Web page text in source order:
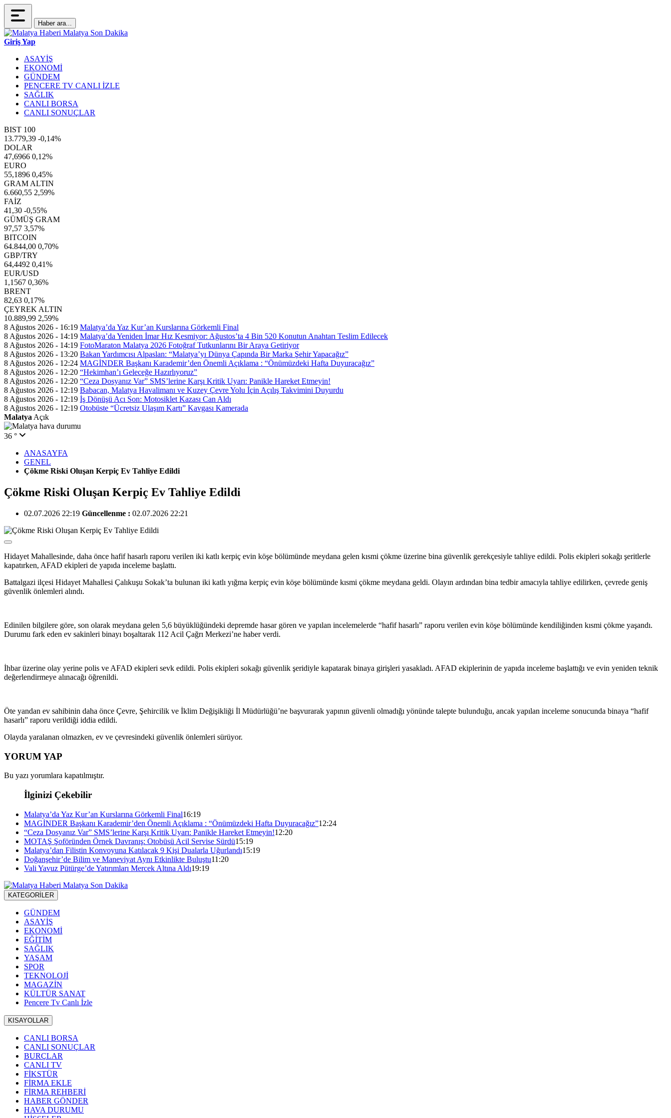
Haber ara...
Giriş Yap
ASAYİŞ
EKONOMİ
GÜNDEM
PENCERE TV CANLI İZLE
SAĞLIK
CANLI BORSA
CANLI SONUÇLAR
BIST 100
13.779,39 -0,14%
DOLAR
47,6966 0,12%
EURO
55,1896 0,45%
GRAM ALTIN
6.660,55 2,59%
FAİZ
41,30 -0,55%
GÜMÜŞ GRAM
97,57 3,57%
BITCOIN
64.844,00 0,70%
GBP/TRY
64,4492 0,41%
EUR/USD
1,1567 0,36%
BRENT
82,63 0,17%
ÇEYREK ALTIN
10.889,99 2,59%
8 Ağustos 2026 - 16:19 Malatya’da Yaz Kur’an Kurslarına Görkemli Final
8 Ağustos 2026 - 14:19 Malatya’da Yeniden İmar Hız Kesmiyor: Ağustos’ta 4 Bin 520 Konutun Anahtarı Teslim Edilecek
8 Ağustos 2026 - 14:19 FotoMaraton Malatya 2026 Fotoğraf Tutkunlarını Bir Araya Getiriyor
8 Ağustos 2026 - 13:20 Bakan Yardımcısı Alpaslan: “Malatya’yı Dünya Çapında Bir Marka Şehir Yapacağız”
8 Ağustos 2026 - 12:24 MAGİNDER Başkanı Karademir’den Önemli Açıklama : “Önümüzdeki Hafta Duyuracağız”
8 Ağustos 2026 - 12:20 “Hekimhan’ı Geleceğe Hazırlıyoruz”
8 Ağustos 2026 - 12:20 “Ceza Dosyanız Var” SMS’lerine Karşı Kritik Uyarı: Panikle Hareket Etmeyin!
8 Ağustos 2026 - 12:19 Babacan, Malatya Havalimanı ve Kuzey Çevre Yolu İçin Açılış Takvimini Duyurdu
8 Ağustos 2026 - 12:19 İş Dönüşü Acı Son: Motosiklet Kazası Can Aldı
8 Ağustos 2026 - 12:19 Otobüste “Ücretsiz Ulaşım Kartı” Kavgası Kamerada
Malatya Açık
36 °
ANASAYFA
GENEL
Çökme Riski Oluşan Kerpiç Ev Tahliye Edildi
Çökme Riski Oluşan Kerpiç Ev Tahliye Edildi
02.07.2026 22:19 Güncellenme : 02.07.2026 22:21
Hidayet Mahallesinde, daha önce hafif hasarlı raporu verilen iki katlı kerpiç evin köşe bölümünde meydana gelen kısmi çökme üzerine bina güvenlik gerekçesiyle tahliye edildi. Polis ekipleri sokağı şeritlerle
kapatırken, AFAD ekipleri de yapıda inceleme başlattı.
Battalgazi ilçesi Hidayet Mahallesi Çalıkuşu Sokak’ta bulunan iki katlı yığma kerpiç evin köşe bölümünde kısmi çökme meydana geldi. Olayın ardından bina tedbir amacıyla tahliye edilirken, çevrede geniş
güvenlik önlemleri alındı.
Edinilen bilgilere göre, son olarak meydana gelen 5,6 büyüklüğündeki depremde hasar gören ve yapılan incelemelerde “hafif hasarlı” raporu verilen evin köşe bölümünde kendiliğinden kısmi çökme yaşandı.
Durumu fark eden ev sakinleri binayı boşaltarak 112 Acil Çağrı Merkezi’ne haber verdi.
İhbar üzerine olay yerine polis ve AFAD ekipleri sevk edildi. Polis ekipleri sokağı güvenlik şeridiyle kapatarak binaya girişleri yasakladı. AFAD ekiplerinin de yapıda inceleme başlattığı ve evin yeniden teknik
değerlendirmeye alınacağı öğrenildi.
Öte yandan ev sahibinin daha önce Çevre, Şehircilik ve İklim Değişikliği İl Müdürlüğü’ne başvurarak yapının güvenli olmadığı yönünde talepte bulunduğu, ancak yapılan inceleme sonucunda binaya “hafif
hasarlı” raporu verildiği iddia edildi.
Olayda yaralanan olmazken, ev ve çevresindeki güvenlik önlemleri sürüyor.
YORUM YAP
Bu yazı yorumlara kapatılmıştır.
İlginizi Çekebilir
Malatya’da Yaz Kur’an Kurslarına Görkemli Final16:19
MAGİNDER Başkanı Karademir’den Önemli Açıklama : “Önümüzdeki Hafta Duyuracağız”12:24
“Ceza Dosyanız Var” SMS’lerine Karşı Kritik Uyarı: Panikle Hareket Etmeyin!12:20
MOTAŞ Şoföründen Örnek Davranış: Otobüsü Acil Servise Sürdü15:19
Malatya’dan Filistin Konvoyuna Katılacak 9 Kişi Dualarla Uğurlandı15:19
Doğanşehir’de Bilim ve Maneviyat Aynı Etkinlikte Buluştu11:20
Vali Yavuz Pütürge’de Yatırımları Mercek Altına Aldı19:19
KATEGORİLER
GÜNDEM
ASAYİŞ
EKONOMİ
EĞİTİM
SAĞLIK
YAŞAM
SPOR
TEKNOLOJİ
MAGAZİN
KÜLTÜR SANAT
Pencere Tv Canlı İzle
KISAYOLLAR
CANLI BORSA
CANLI SONUÇLAR
BURÇLAR
CANLI TV
FİKSTÜR
FİRMA EKLE
FİRMA REHBERİ
HABER GÖNDER
HAVA DURUMU